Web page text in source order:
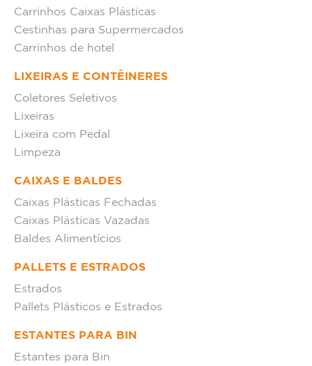
Carrinhos Caixas Plásticas
Cestinhas para Supermercados
Carrinhos de hotel
LIXEIRAS E CONTÊINERES
Coletores Seletivos
Lixeiras
Lixeira com Pedal
Limpeza
CAIXAS E BALDES
Caixas Plásticas Fechadas
Caixas Plásticas Vazadas
Baldes Alimentícios
PALLETS E ESTRADOS
Estrados
Pallets Plásticos e Estrados
ESTANTES PARA BIN
Estantes para Bin